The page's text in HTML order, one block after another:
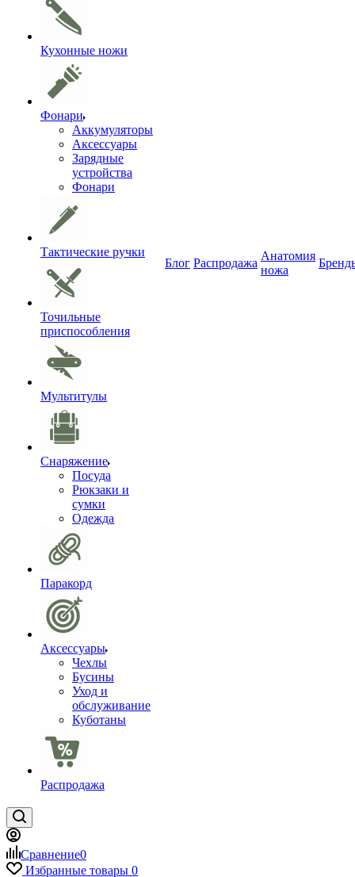
Кухонные ножи
Фонари
Аккумуляторы
Аксессуары
Зарядные
устройства
Фонари
Тактические ручки
Точильные
приспособления
Мультитулы
Снаряжение
Посуда
Рюкзаки и
сумки
Одежда
Паракорд
Аксессуары
Чехлы
Бусины
Уход и
обслуживание
Куботаны
Распродажа
Блог Распродажа
Анатомия
ножа
Сравнение0
Избранные товары 0